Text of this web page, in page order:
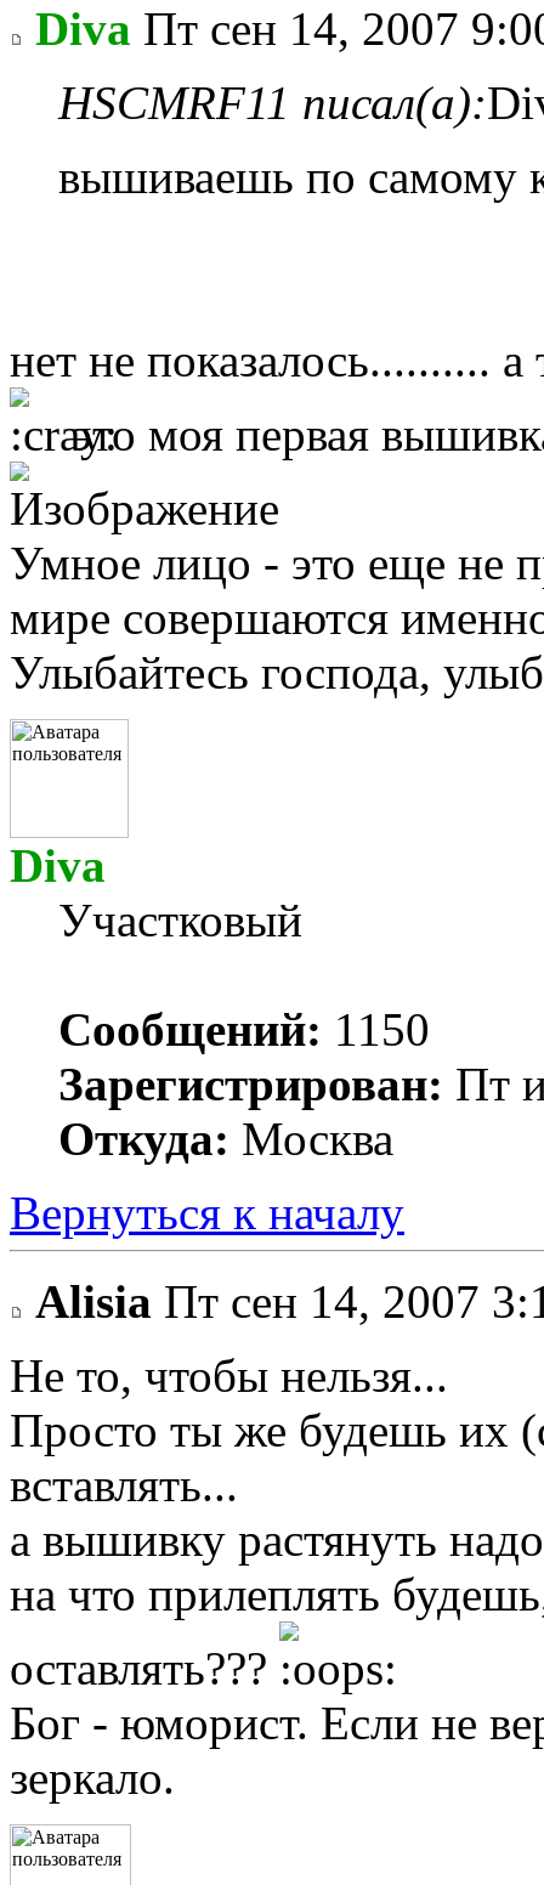
Diva Пт сен 14, 2007
HSCMRF11 писал(а):
вышиваешь по самому
нет не показалось.......... а
это моя первая
Умное лицо - это еще не
мире совершаются
Улыбайтесь господа,
Diva
Участковый
Сообщений: 1150
Зарегистрирован: Пт
Откуда: Москва
Вернуться к началу
Alisia Пт сен 14, 2007
Не то, чтобы нельзя...
Просто ты же будешь их
вставлять...
а вышивку растянуть
на что прилеплять
оставлять???
Бог - юморист. Если не
зеркало.